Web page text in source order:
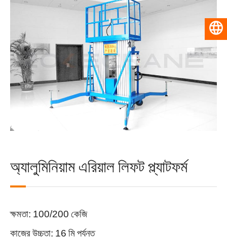
অ্যালুমিনিয়াম এরিয়াল লিফট প্ল্যাটফর্ম
ক্ষমতা: 100/200 কেজি
কাজের উচ্চতা: 16 মি পর্যন্ত
বাংলা